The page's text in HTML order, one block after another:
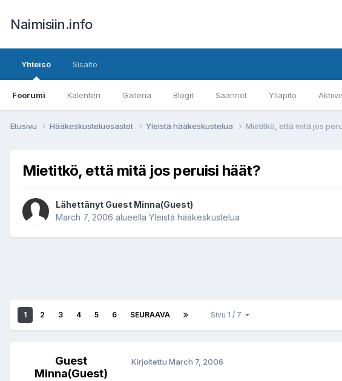
Naimisiin.info
Yhteisö
Foorumi Kalenteri Galleria Blogit Säännöt Ylläpito
Sisältö
Etusivu Hääkeskusteluosastot Yleistä hääkeskustelua Mietitkö, että mitä jos
Mietitkö, että mitä jos peruisi häät?
Lähettänyt Guest Minna(Guest)
March 7, 2006 alueella Yleistä hääkeskustelua
1 2 3 4 5 6 SEURAAVA Sivu 1 / 7
Guest
Minna(Guest)
Kirjoitettu March 7, 2006